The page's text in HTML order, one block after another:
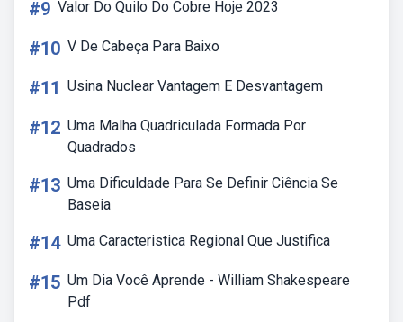
#9 Valor Do Quilo Do Cobre Hoje 2023
#10 V De Cabeça Para Baixo
#11 Usina Nuclear Vantagem E Desvantagem
#12 Uma Malha Quadriculada Formada Por
Quadrados
#13 Uma Dificuldade Para Se Definir Ciência Se
Baseia
#14 Uma Caracteristica Regional Que Justifica
#15 Um Dia Você Aprende - William Shakespeare
Pdf